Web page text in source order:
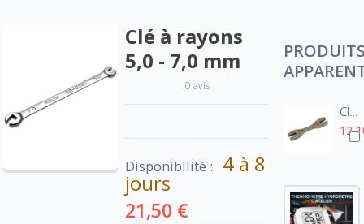
Clé à rayons
5,0 - 7,0 mm
0 avis
Disponibilité : 4 à 8
jours
21,50 €
Clé à rayons universelle